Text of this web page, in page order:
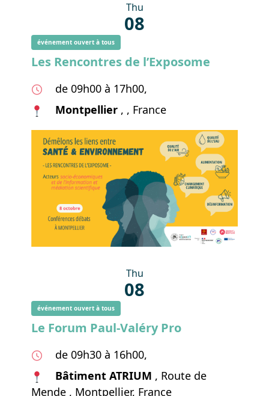
Thu
08
événement ouvert à tous
Les Rencontres de l’Exposome
de 09h00 à 17h00,
Montpellier , , France
Thu
08
événement ouvert à tous
Le Forum Paul-Valéry Pro
de 09h30 à 16h00,
Bâtiment ATRIUM , Route de
Mende , Montpellier, France